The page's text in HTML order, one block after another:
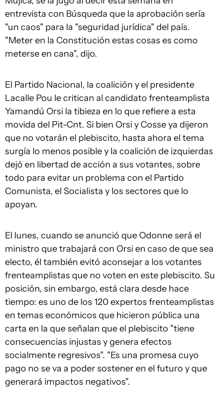
entrevista con Búsqueda que la aprobación sería
"un caos" para la "seguridad jurídica" del país.
"Meter en la Constitución estas cosas es como
meterse en cana", dijo.
El Partido Nacional, la coalición y el presidente
Lacalle Pou le critican al candidato frenteamplista
Yamandú Orsi la tibieza en lo que refiere a esta
movida del Pit-Cnt. Si bien Orsi y Cosse ya dijeron
que no votarán el plebiscito, hasta ahora el tema
surgía lo menos posible y la coalición de izquierdas
dejó en libertad de acción a sus votantes, sobre
todo para evitar un problema con el Partido
Comunista, el Socialista y los sectores que lo
apoyan.
El lunes, cuando se anunció que Odonne será el
ministro que trabajará con Orsi en caso de que sea
electo, él también evitó aconsejar a los votantes
frenteamplistas que no voten en este plebiscito. Su
posición, sin embargo, está clara desde hace
tiempo: es uno de los 120 expertos frenteamplistas
en temas económicos que hicieron pública una
carta en la que señalan que el plebiscito "tiene
consecuencias injustas y genera efectos
socialmente regresivos". "Es una promesa cuyo
pago no se va a poder sostener en el futuro y que
generará impactos negativos".